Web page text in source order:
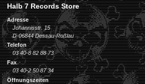
Halb 7 Records Store
Adresse
Johannisstr. 15
D-06844 Dessau-Roßlau
Telefon
03 40-8 82 88 73
Fax
03 40-2 50 87 34
Öffnungszeiten